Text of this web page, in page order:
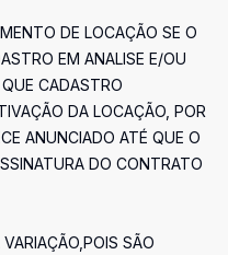
DE LOCAÇÃO SE O
EM ANALISE E/OU
CADASTRO
DA LOCAÇÃO, POR
ANUNCIADO ATÉ QUE O
DO CONTRATO
SÃO